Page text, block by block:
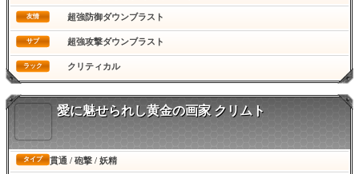
友情 超強防御ダウンブラスト
サブ 超強攻撃ダウンブラスト
ラック クリティカル
愛に魅せられし黄金の画家 クリムト
タイプ 貫通 / 砲撃 / 妖精